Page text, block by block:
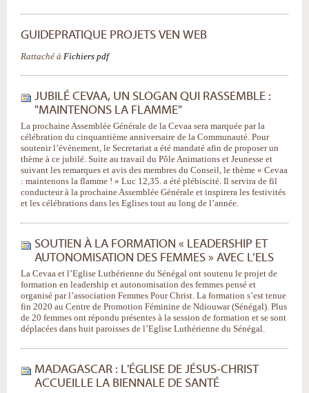
GUIDEPRATIQUE PROJETS VEN WEB
Rattaché à Fichiers pdf
JUBILÉ CEVAA, UN SLOGAN QUI RASSEMBLE :
"MAINTENONS LA FLAMME"
La prochaine Assemblée Générale de la Cevaa sera marquée par la
célébration du cinquantième anniversaire de la Communauté. Pour
soutenir l’évènement, le Secretariat a été mandaté afin de proposer un
thème à ce jubilé. Suite au travail du Pôle Animations et Jeunesse et
suivant les remarques et avis des membres du Conseil, le thème « Cevaa
: maintenons la flamme ! » Luc 12,35. a été plébiscité. Il servira de fil
conducteur à la prochaine Assemblée Générale et inspirera les festivités
et les célébrations dans les Eglises tout au long de l’année.
SOUTIEN À LA FORMATION « LEADERSHIP ET
AUTONOMISATION DES FEMMES » AVEC L’ELS
La Cevaa et l’Eglise Luthérienne du Sénégal ont soutenu le projet de
formation en leadership et autonomisation des femmes pensé et
organisé par l’association Femmes Pour Christ. La formation s’est tenue
fin 2020 au Centre de Promotion Féminine de Ndiouwar (Sénégal). Plus
de 20 femmes ont répondu présentes à la session de formation et se sont
déplacées dans huit paroisses de l’Eglise Luthérienne du Sénégal.
MADAGASCAR : L'ÉGLISE DE JÉSUS-CHRIST
ACCUEILLE LA BIENNALE DE SANTÉ